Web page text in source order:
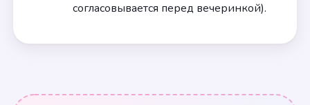
согласовывается перед вечеринкой).